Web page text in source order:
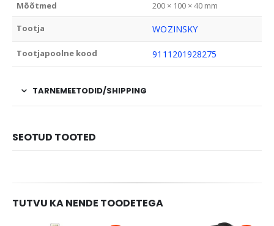
Mõõtmed 200 × 100 × 40 mm
Tootja WOZINSKY
Tootjapoolne kood 9111201928275
TARNEMEETODID/SHIPPING
SEOTUD TOOTED
TUTVU KA NENDE TOODETEGA